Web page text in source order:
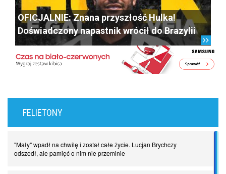
OFICJALNIE: Znana przyszłość Hulka!
Doświadczony napastnik wrócił do Brazylii
FELIETONY
"Mały" wpadł na chwilę i został całe życie. Lucjan Brychczy
odszedł, ale pamięć o nim nie przeminie